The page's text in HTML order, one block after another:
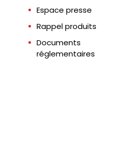
Espace presse
Rappel produits
Documents
réglementaires